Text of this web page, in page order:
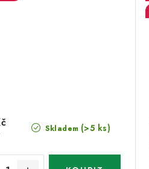
Skladem (>5 ks)